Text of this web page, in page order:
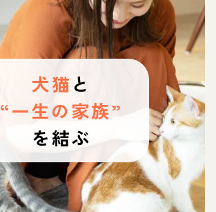
犬猫 と
“一生の家族”
を結ぶ